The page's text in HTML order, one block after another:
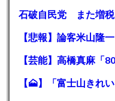
石破自民党 また増税